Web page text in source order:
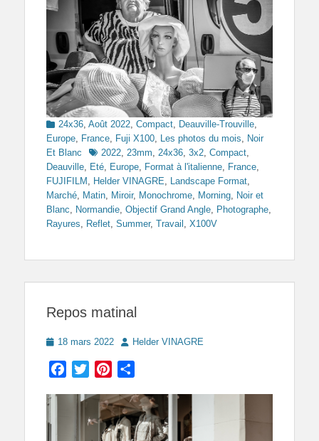
Categories
24x36 Août 2022 Compact Deauville-Trouville
Europe France Fuji X100 Les photos du mois
Noir
Et Blanc
Tags2022 23mm 24x36 3x2 Compact
Deauville Eté Europe Format à l'italienne France
FUJIFILM
Helder VINAGRE Landscape Format
Marché Matin Miroir, Monochrome Morning Noir et
Blanc
Normandie Objectif Grand Angle Photographe
Rayures
Reflet Summer, Travail X100V
Repos matinal
Posted
18 mars 2022 AuthorHelder VINAGRE
Facebook
TwitterPinterest